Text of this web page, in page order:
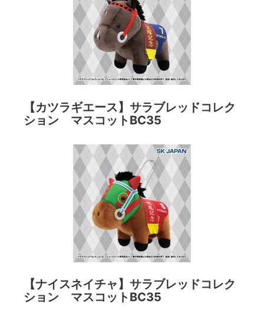
【カツラギエース】サラブレッドコレク
ション マスコットBC35
【ナイスネイチャ】サラブレッドコレク
ション マスコットBC35